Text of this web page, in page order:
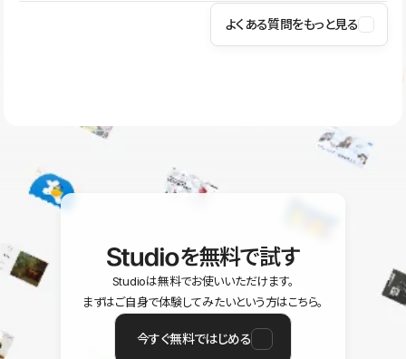
はSSL/TLSによる通信暗号化に対応しており、悪質なスクリプトの
操作方法や機能については、ヘルプセンターでご確認いただけま
ユーザー同士で質問・相談できるコミュニティもご利用ください。
よくある質問をもっと見る
を無料で試す
Studioは無料でお使いいただけます。
まずはご自身で体験してみたいという方はこちら。
今すぐ無料ではじめる